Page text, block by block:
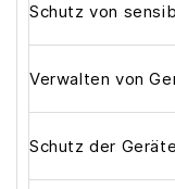
Schutz von
Verwalten von
Schutz der